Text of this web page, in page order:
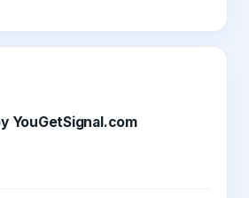
YouGetSignal.com